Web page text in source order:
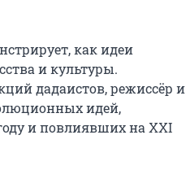
как идеи
и культуры.
дадаистов, режиссёр и
идей,
и повлиявших на XXI